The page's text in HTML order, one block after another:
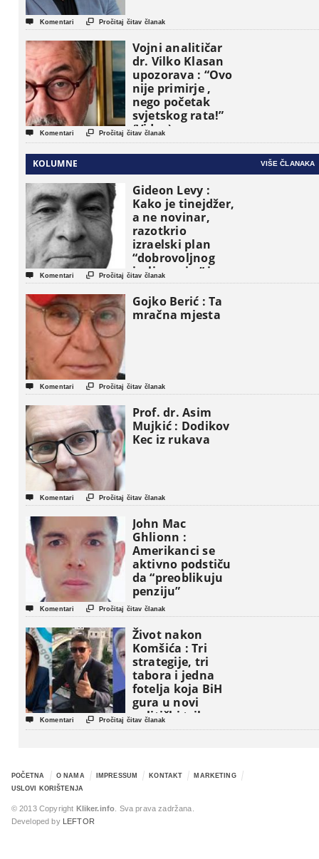
 Komentari  Pročitaj čitav članak
Vojni analitičar
dr. Vilko Klasan
upozorava : “Ovo
nije primirje ,
nego početak
svjetskog rata!”
(Video)
 Komentari  Pročitaj čitav članak
KOLUMNE VIŠE ČLANAKA
Gideon Levy :
Kako je tinejdžer,
a ne novinar,
razotkrio
izraelski plan
“dobrovoljnog
iseljavanja ” iz
Gaze
 Komentari  Pročitaj čitav članak
Gojko Berić : Ta
mračna mjesta
 Komentari  Pročitaj čitav članak
Prof. dr. Asim
Mujkić : Dodikov
Kec iz rukava
 Komentari  Pročitaj čitav članak
John Mac
Ghlionn :
Amerikanci se
aktivno podstiču
da “preoblikuju
penziju”
 Komentari  Pročitaj čitav članak
Život nakon
Komšića : Tri
strategije, tri
tabora i jedna
fotelja koja BiH
gura u novi
politički triler
 Komentari  Pročitaj čitav članak
POČETNA O NAMA IMPRESSUM KONTAKT
MARKETING
USLOVI KORIŠTENJA
© 2013 Copyright Kliker.info . Sva prava zadržana.
Developed by
LEFTOR